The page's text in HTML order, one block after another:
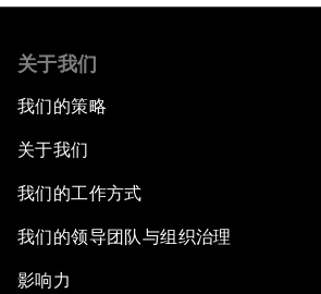
关于我们
我们的策略
关于我们
我们的工作方式
我们的领导团队与组织治理
影响力